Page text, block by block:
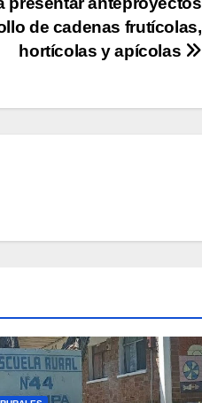
de cadenas frutícolas,
hortícolas y apícolas